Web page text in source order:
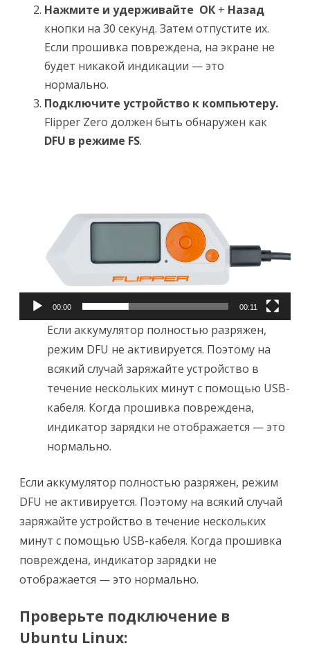
Нажмите и удерживайте ОК + Назад
кнопки на 30 секунд. Затем отпустите их.
Если прошивка повреждена, на экране не
будет никакой индикации — это
нормально.
Подключите устройство к компьютеру.
Flipper Zero должен быть обнаружен как
DFU в режиме FS.
00:00 00:11
Если аккумулятор полностью разряжен,
режим DFU не активируется. Поэтому на
всякий случай заряжайте устройство в
течение нескольких минут с помощью USB-
кабеля. Когда прошивка повреждена,
индикатор зарядки не отображается — это
нормально.
Если аккумулятор полностью разряжен, режим
DFU не активируется. Поэтому на всякий случай
заряжайте устройство в течение нескольких
минут с помощью USB-кабеля. Когда прошивка
повреждена, индикатор зарядки не
отображается — это нормально.
Проверьте подключение в
Ubuntu Linux: